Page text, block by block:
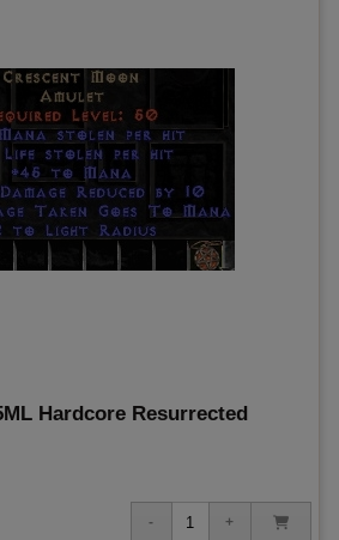
Hardcore Resurrected